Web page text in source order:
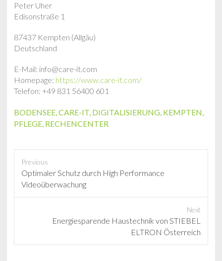
Peter Uher
Edisonstraße 1
87437 Kempten (Allgäu)
Deutschland
E-Mail: info@care-it.com
Homepage: https://www.care-it.com/
Telefon: +49 831 56400 601
BODENSEE,CARE-IT, DIGITALISIERUNG, KEMPTEN,
PFLEGE, RECHENCENTER
Previous
P
r
e
Optimaler Schutz durch High Performance
Videoüberwachung
Next
x
Energiesparende Haustechnik von STIEBEL
ELTRON Österreich